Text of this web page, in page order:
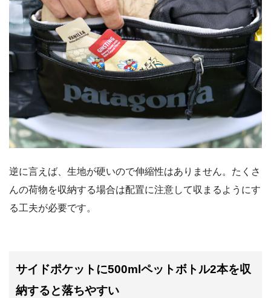
逆に言えば、生地が硬いので伸縮性はありません。たくさ
んの荷物を収納する場合は配置に注意して収まるようにす
る工夫が必要です。
サイドポケットに500mlペットボトル2本を収
納すると落ちやすい